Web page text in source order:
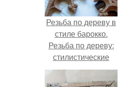
Резьба по дереву в
стиле барокко.
Резьба по дереву:
стилистические
направления и
характерные узоры.